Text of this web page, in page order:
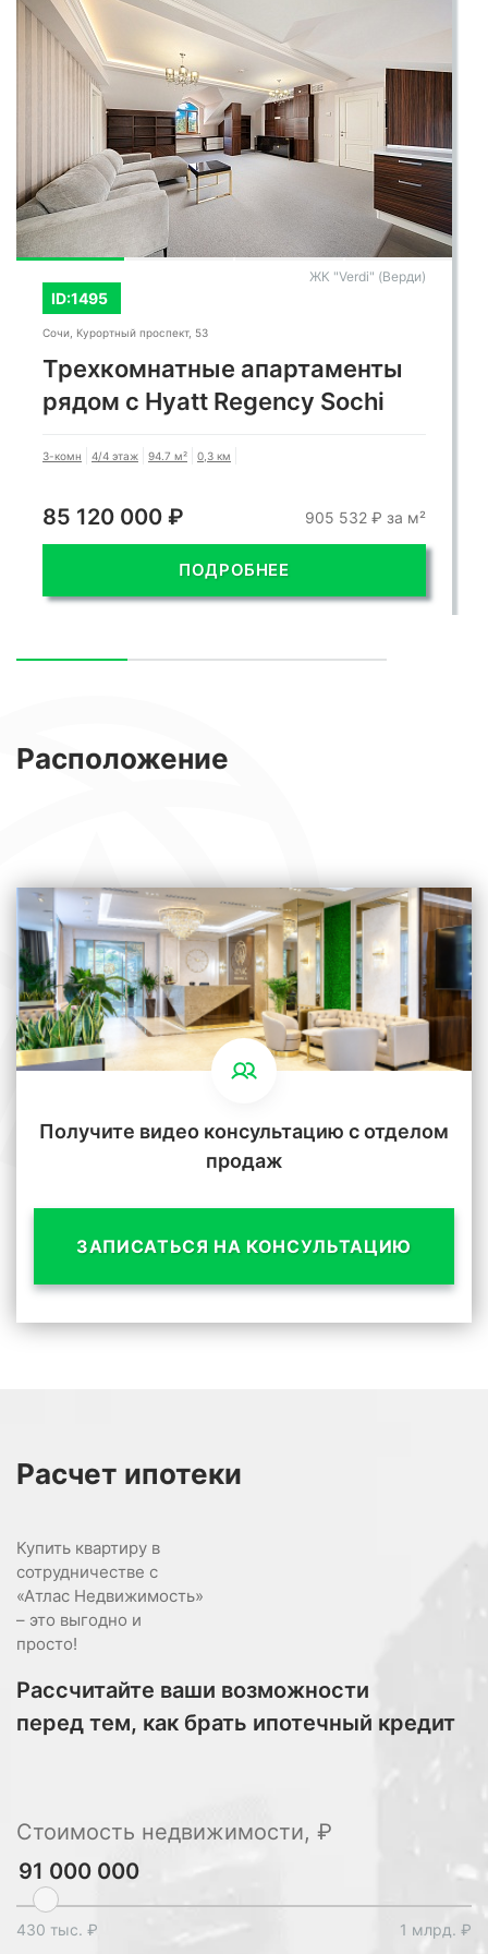
ID:1495
ЖК "Verdi" (Верди)
Сочи, Курортный проспект, 53
Трехкомнатные апартаменты
рядом с Hyatt Regency Sochi
3-комн 4/4 этаж 94.7 м² 0,3 км
85 120 000 ₽ 905 532 ₽ за м²
ПОДРОБНЕЕ
Расположение
Получите видео консультацию с отделом
продаж
ЗАПИСАТЬСЯ НА КОНСУЛЬТАЦИЮ
Расчет ипотеки
Купить квартиру в
сотрудничестве с
«Атлас Недвижимость»
– это выгодно и
просто!
Рассчитайте ваши возможности
перед тем, как брать ипотечный кредит
Стоимость недвижимости, ₽
430 тыс. ₽ 1 млрд. ₽